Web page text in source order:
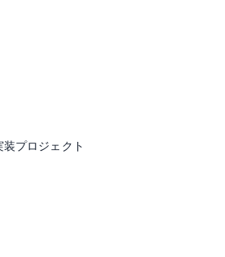
プロジェクト